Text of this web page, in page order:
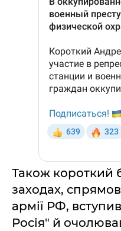
Також короткий
заходах,
армії РФ,
Росія" й